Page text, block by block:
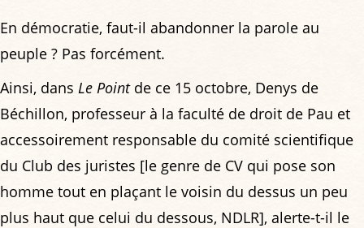
En démocratie, faut-il abandonner la parole au
peuple ? Pas forcément.
Ainsi, dans Le Pointde ce 15 octobre, Denys de
Béchillon, professeur à la faculté de droit de Pau et
accessoirement responsable du comité scientifique
du Club des juristes [le genre de CV qui pose son
homme tout en plaçant le voisin du dessus un peu
plus haut que celui du dessous, NDLR], alerte-t-il le